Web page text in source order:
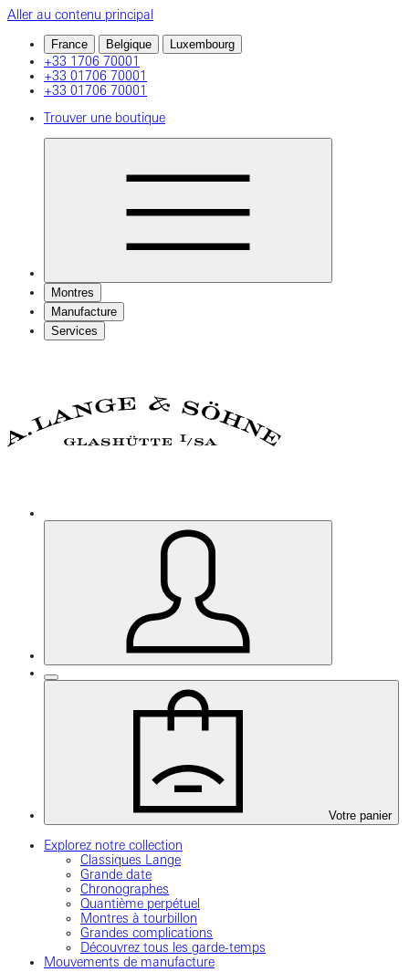
Aller au contenu principal
France Belgique Luxembourg
+33 1706 70001
+33 01706 70001
+33 01706 70001
Trouver une boutique
Montres
Manufacture
Services
Votre panier
Explorez notre collection
Classiques Lange
Grande date
Chronographes
Quantième perpétuel
Montres à tourbillon
Grandes complications
Découvrez tous les garde-temps
Mouvements de manufacture